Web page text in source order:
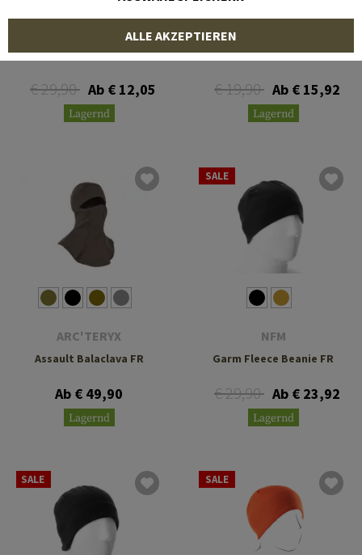
VORTEX OPTICS
Beanie
€ 29,90 Ab € 12,05
Lagernd
Garm 2.0 Light Beanie FR
€ 19,90 Ab € 15,92
Lagernd
ARC'TERYX
Assault Balaclava FR
Ab € 49,90
Lagernd
SALE
NFM
Garm Fleece Beanie FR
€ 29,90 Ab € 23,92
Lagernd
SALE SALE
ALLE AKZEPTIEREN